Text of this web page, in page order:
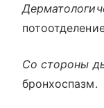
Со стороны
бронхоспазм.